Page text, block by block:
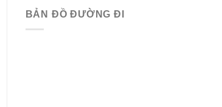
BẢN ĐỒ ĐƯỜNG ĐI